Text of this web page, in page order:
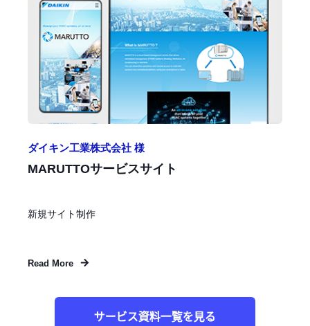
ダイキン工業株式会社 様
MARUTTOサービスサイト
新規サイト制作
Read More